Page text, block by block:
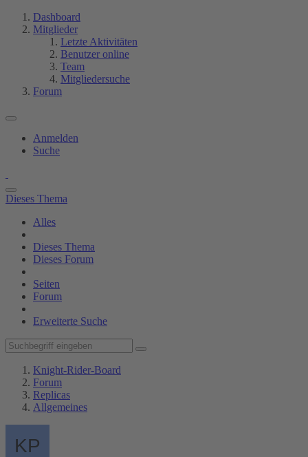
Dashboard
Mitglieder
Letzte Aktivitäten
Benutzer online
Team
Mitgliedersuche
Forum
Anmelden
Suche
Dieses Thema
Alles
Dieses Thema
Dieses Forum
Seiten
Forum
Erweiterte Suche
Knight-Rider-Board
Forum
Replicas
Allgemeines